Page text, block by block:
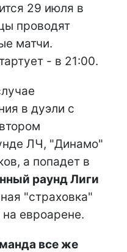
29 июля в
проводят
матчи.
- в 21:00.
в дуэли с
ЛЧ, "Динамо"
а попадет в
раунд Лиги
"страховка"
на евроарене.
все же